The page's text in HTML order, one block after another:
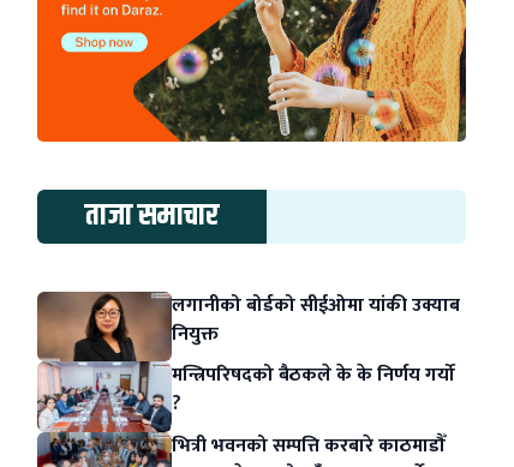
ताजा समाचार
लगानीको बोर्डको सीईओमा यांकी उक्याब
नियुक्त
मन्त्रिपरिषदको बैठकले के के निर्णय गर्यो
?
भित्री भवनको सम्पत्ति करबारे काठमाडौँ